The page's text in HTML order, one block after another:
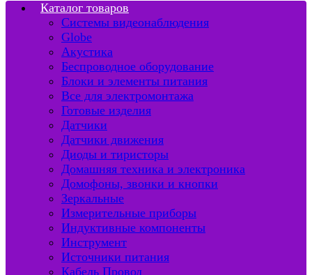
Каталог товаров
Системы видеонаблюдения
Globe
Акустика
Беспроводное оборудование
Блоки и элементы питания
Все для электромонтажа
Готовые изделия
Датчики
Датчики движения
Диоды и тиристоры
Домашняя техника и электроника
Домофоны, звонки и кнопки
Зеркальные
Измерительные приборы
Индуктивные компоненты
Инструмент
Источники питания
Кабель Провод